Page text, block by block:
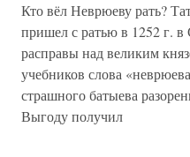
Кто вёл Неврюеву рать?
пришел с ратью в 1252 г.
расправы над великим
учебников слова
страшного батыева
Выгоду получил